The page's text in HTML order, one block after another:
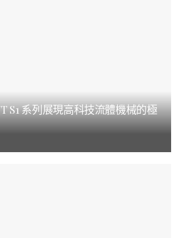
S1 系列展現高科技流體機械的極